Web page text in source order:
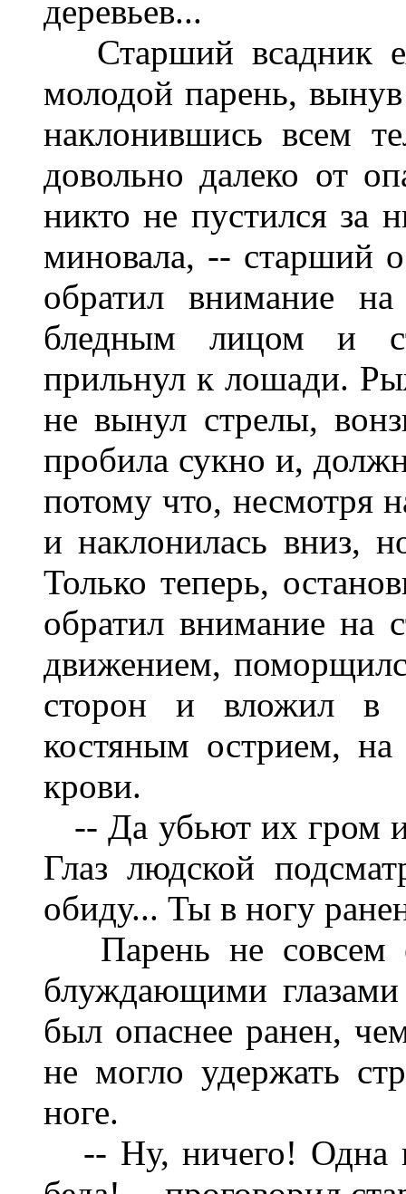
деревьев...
Старший всадник
молодой парень,
наклонившись всем
довольно далеко от
никто не пустился за
миновала, -- старший
обратил внимание
бледным лицом и
прильнул к лошади.
не вынул стрелы,
пробила сукно и,
потому что, несмотря
и наклонилась вниз,
Только теперь,
обратил внимание на
движением,
сторон и вложил в
костяным острием, на
крови.
-- Да убьют их гром
Глаз людской
обиду... Ты в ногу
Парень не совсем
блуждающими
был опаснее ранен,
не могло удержать
ноге.
-- Ну, ничего! Одна